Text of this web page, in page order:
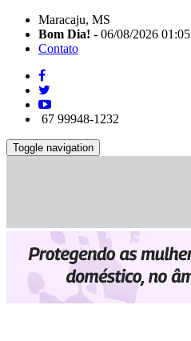
Maracaju, MS
Bom Dia! - 06/08/2026 01:05
Contato
67 99948-1232
Toggle navigation